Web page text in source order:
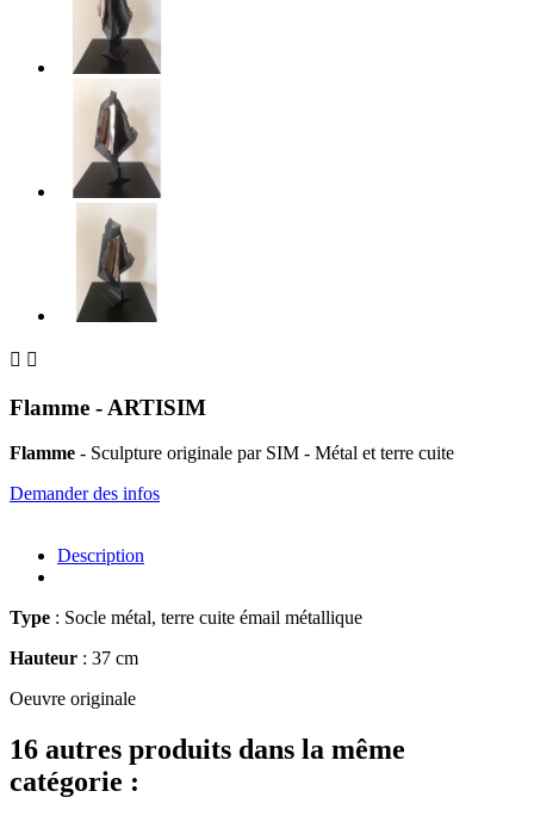
 
Flamme - ARTISIM
Flamme - Sculpture originale par SIM - Métal et terre cuite
Demander des infos
Description
Type : Socle métal, terre cuite émail métallique
Hauteur : 37 cm
Oeuvre originale
16 autres produits dans la même
catégorie :